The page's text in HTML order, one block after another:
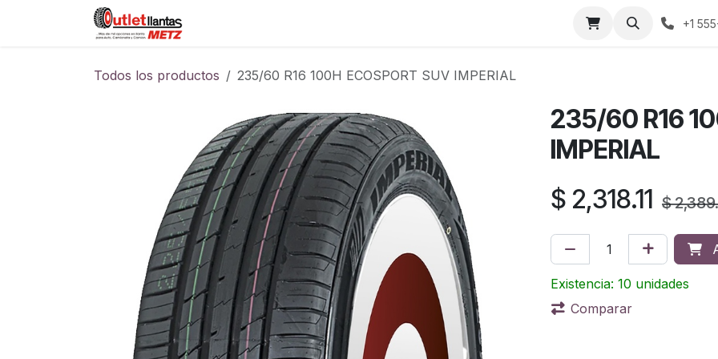
Condiciones de compra +1
Todos los productos 235/60 R16 100H ECOSPORT SUV IMPERIAL
235/60 R16
IMPERIAL
$ 2,318.11 $
Existencia: 10 unidades
Comparar